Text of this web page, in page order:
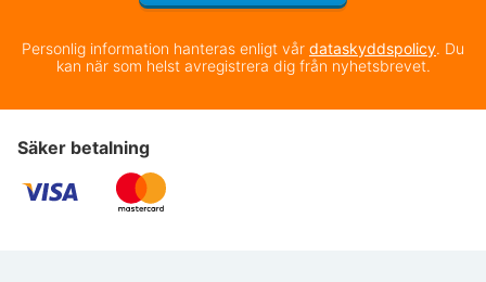
Personlig information hanteras enligt vår dataskyddspolicy. Du
kan när som helst avregistrera dig från nyhetsbrevet.
Säker betalning